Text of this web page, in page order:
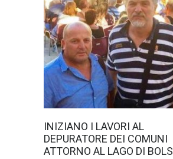
INIZIANO I LAVORI AL
DEPURATORE DEI COMUNI
ATTORNO AL LAGO DI